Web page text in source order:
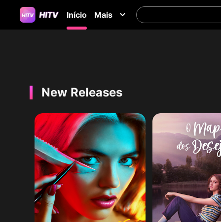
Início Mais
New Releases